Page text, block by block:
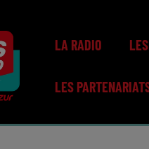
LA RADIO
LES